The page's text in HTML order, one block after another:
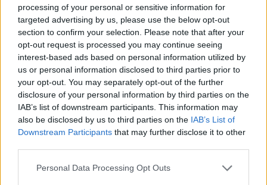
processing of your personal or sensitive information for
targeted advertising by us, please use the below opt-out
section to confirm your selection. Please note that after your
opt-out request is processed you may continue seeing
interest-based ads based on personal information utilized by
us or personal information disclosed to third parties prior to
your opt-out. You may separately opt-out of the further
disclosure of your personal information by third parties on the
IAB’s list of downstream participants. This information may
also be disclosed by us to third parties on the IAB’s List of
Downstream Participants that may further disclose it to other
Personal Data Processing Opt Outs